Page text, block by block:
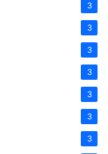
3
3
3
3
3
3
3